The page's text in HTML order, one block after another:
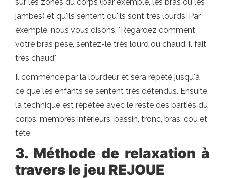
jambes) et qu'ils sentent qu'ils sont très lourds. Par
exemple, nous vous disons: "Regardez comment
votre bras pèse, sentez-le très lourd ou chaud, il fait
très chaud".
Il commence par la lourdeur et sera répété jusqu'à
ce que les enfants se sentent très détendus. Ensuite,
la technique est répétée avec le reste des parties du
corps: membres inférieurs, bassin, tronc, bras, cou et
tête.
3. Méthode de relaxation à
travers le jeu REJOUE